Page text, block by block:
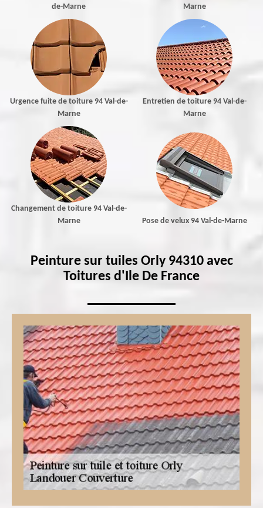
de-Marne
Marne
Urgence fuite de toiture 94 Val-de-
Marne
Entretien de toiture 94 Val-de-
Marne
Changement de toiture 94 Val-de-
Marne
Pose de velux 94 Val-de-Marne
Peinture sur tuiles Orly 94310 avec
Toitures d'Ile De France